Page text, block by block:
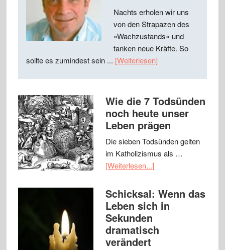
Nachts erholen wir uns
von den Strapazen des
»Wachzustands« und
tanken neue Kräfte. So
sollte es zumindest sein ... [Weiterlesen]
Wie die 7 Todsünden
noch heute unser
Leben prägen
Die sieben Todsünden gelten
im Katholizismus als …
[Weiterlesen...]
Schicksal: Wenn das
Leben sich in
Sekunden
dramatisch
verändert